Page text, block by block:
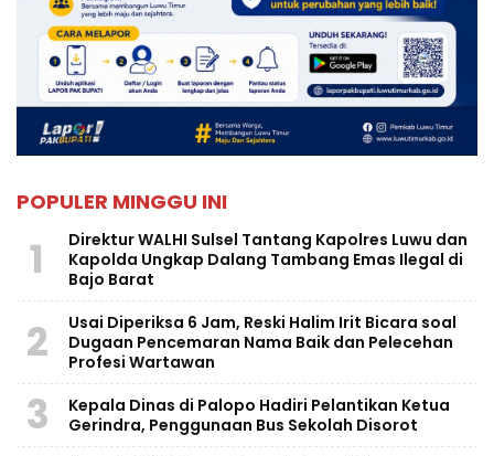
POPULER MINGGU INI
1
Direktur WALHI Sulsel Tantang Kapolres Luwu dan
Kapolda Ungkap Dalang Tambang Emas Ilegal di
Bajo Barat
2
Usai Diperiksa 6 Jam, Reski Halim Irit Bicara soal
Dugaan Pencemaran Nama Baik dan Pelecehan
Profesi Wartawan
3
Kepala Dinas di Palopo Hadiri Pelantikan Ketua
Gerindra, Penggunaan Bus Sekolah Disorot